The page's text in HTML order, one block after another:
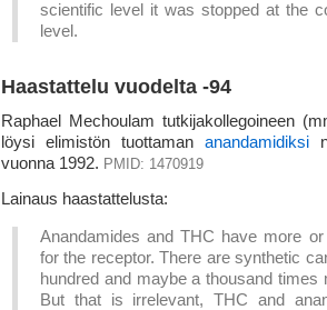
scientific level it was stopped at the
level.
Haastattelu vuodelta -94
Raphael Mechoulam tutkijakollegoineen
löysi elimistön tuottaman anandamidiksi
vuonna 1992. PMID: 1470919
Lainaus haastattelusta:
Anandamides and THC have more
for the receptor. There are synthetic
hundred and maybe a thousand times
But that is irrelevant, THC and